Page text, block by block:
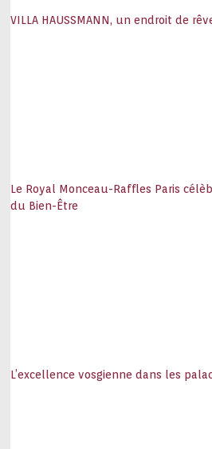
VILLA HAUSSMANN, un endroit de
Le Royal Monceau-Raffles Paris
du Bien-Être
L’excellence vosgienne dans les